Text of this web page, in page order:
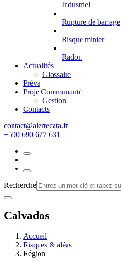
Industriel
Rupture de barrage
Risque minier
Radon
Actualités
Glossaire
Préva
ProjetCommunauté
Gestion
Contacts
rf.atacetrela@tcatnoc
+590 690 677 631
Recherche
Calvados
Accueil
Risques & aléas
Région